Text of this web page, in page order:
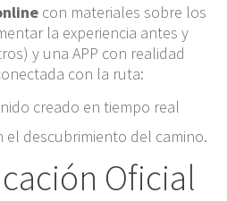
con materiales sobre los
la experiencia antes y
y una APP con realidad
con la ruta:
creado en tiempo real
el descubrimiento del camino.
Oficial